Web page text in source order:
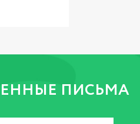
ПИСЬМА